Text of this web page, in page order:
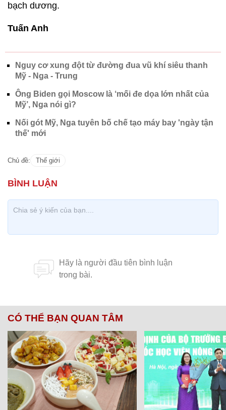
bạch dương.
Tuấn Anh
Nguy cơ xung đột từ đường đua vũ khí siêu thanh
Mỹ - Nga - Trung
Ông Biden gọi Moscow là ‘mối đe dọa lớn nhất của
Mỹ’, Nga nói gì?
Nối gót Mỹ, Nga tuyên bố chế tạo máy bay 'ngày tận
thế' mới
Chủ đề: Thế giới
CÓ THỂ BẠN QUAN TÂM